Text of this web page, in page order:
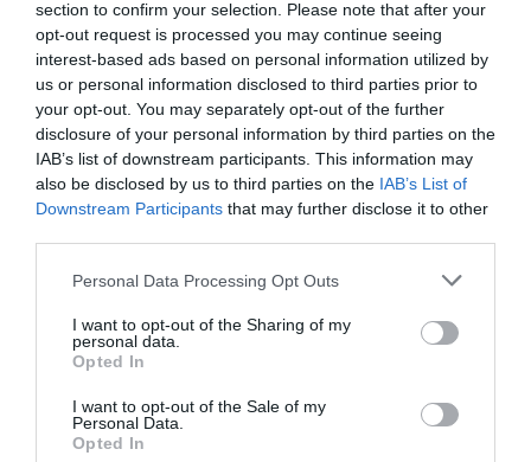
section to confirm your selection. Please note that after your
opt-out request is processed you may continue seeing
interest-based ads based on personal information utilized by
us or personal information disclosed to third parties prior to
your opt-out. You may separately opt-out of the further
disclosure of your personal information by third parties on the
IAB’s list of downstream participants. This information may
also be disclosed by us to third parties on the IAB’s List of
Downstream Participants that may further disclose it to other
Please note that this website/app uses one or more Google
not limited to your visit or usage behaviour. You may click to
grant or deny consent to Google and its third-party tags to
use your data for below specified purposes in below Google
consent section.
Personal Data Processing Opt Outs
I want to opt-out of the Sharing of my
personal data.
Opted In
I want to opt-out of the Sale of my
Personal Data.
Opted In
κρίσιμα χαρτοφυλάκια
Δύο συλλήψεις για διακίνηση μεταναστών σε Έβρο και
Ροδόπη - Μετέφεραν συνολικά 15 άτομα
Τουρνάς: Πάνω από 400 φωτιές σε δέκα ημέρες – «Το 90%
οφείλεται σε αμέλεια»
Πυρομαχικά εντοπίστηκαν στη θάλασσα στην Κάρπαθο –
Απίστευτο στη Μήλο: Ελικόπτερο προσγειώθηκε στο
διαβάστε ακόμη